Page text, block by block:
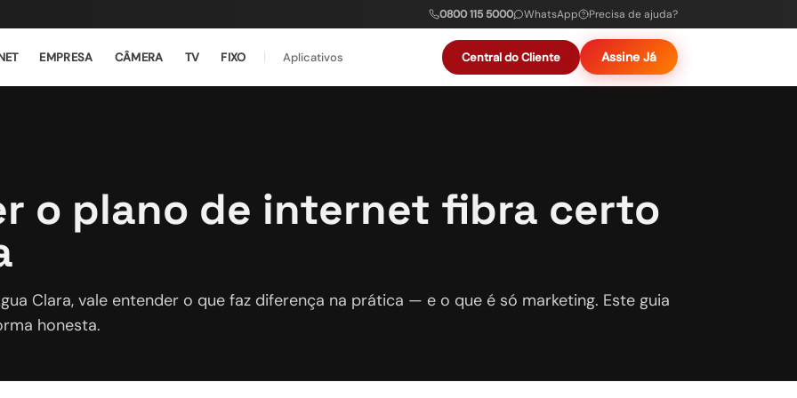
0800 115 5000 WhatsApp Precisa de ajuda?
EMPRESA CÂMERA TV FIXO Aplicativos Central do Cliente Assine Já
o plano de internet fibra certo
Clara, vale entender o que faz diferença na prática — e o que é só marketing. Este guia
honesta.